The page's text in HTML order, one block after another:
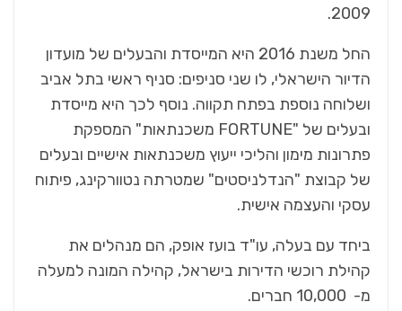
2009.
החל משנת 2016 היא המייסדת והבעלים של מועדון
הדיור הישראלי, לו שני סניפים: סניף ראשי בתל אביב
ושלוחה נוספת בפתח תקווה. נוסף לכך היא מייסדת
ובעלים של "FORTUNE משכנתאות" המספקת
פתרונות מימון והליכי ייעוץ משכנתאות אישיים ובעלים
של קבוצת "הנדלניסטים" שמטרתה נטוורקינג, פיתוח
עסקי והעצמה אישית.
ביחד עם בעלה, עו"ד בועז אופק, הם מנהלים את
קהילת רוכשי הדירות בישראל, קהילה המונה למעלה
מ- 10,000 חברים.